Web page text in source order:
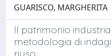
GUARISCO, MARGHERITA
Il patrimonio
metodologia di
riuso